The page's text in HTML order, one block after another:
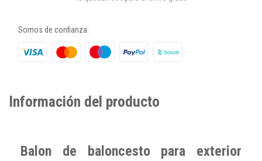
Somos de confianza:
Información del producto
Balon de baloncesto para exterior